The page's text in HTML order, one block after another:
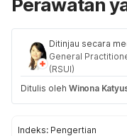
Perawatan
Ditinjau secara
General
(RSUI)
Ditulis oleh Winona
Indeks: Pengertian